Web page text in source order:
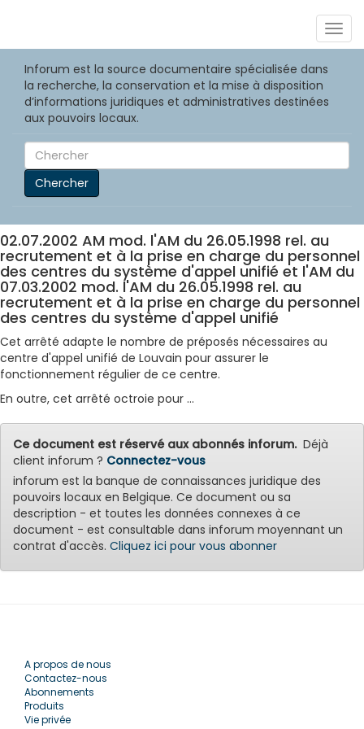
Inforum est la source documentaire spécialisée dans
la recherche, la conservation et la mise à disposition
d’informations juridiques et administratives destinées
aux pouvoirs locaux.
Chercher
02.07.2002 AM mod. l'AM du 26.05.1998 rel. au
recrutement et à la prise en charge du personnel
des centres du système d'appel unifié et l'AM du
07.03.2002 mod. l'AM du 26.05.1998 rel. au
recrutement et à la prise en charge du personnel
des centres du système d'appel unifié
Cet arrêté adapte le nombre de préposés nécessaires au
centre d'appel unifié de Louvain pour assurer le
fonctionnement régulier de ce centre.
En outre, cet arrêté octroie pour ...
Ce document est réservé aux abonnés inforum.Déjà
client inforum ? Connectez-vous
inforum est la banque de connaissances juridique des
pouvoirs locaux en Belgique. Ce document ou sa
description - et toutes les données connexes à ce
document - est consultable dans inforum moyennant un
contrat d'accès. Cliquez ici pour vous abonner
A propos de nous
Contactez-nous
Abonnements
Produits
Vie privée